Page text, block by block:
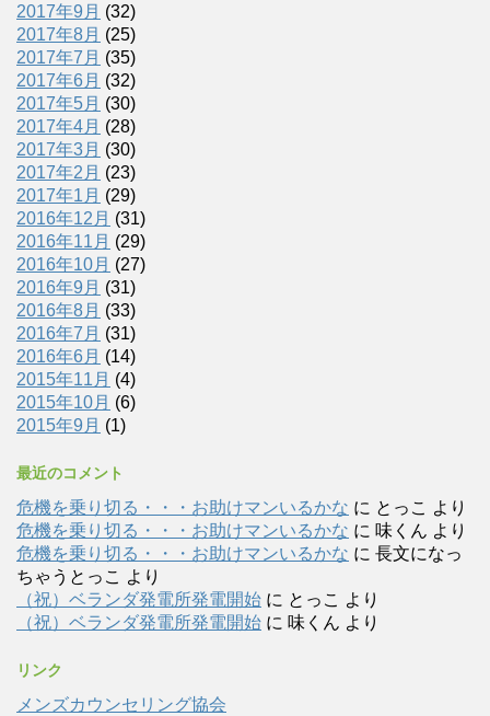
2017年9月 (32)
2017年8月 (25)
2017年7月 (35)
2017年6月 (32)
2017年5月 (30)
2017年4月 (28)
2017年3月 (30)
2017年2月 (23)
2017年1月 (29)
2016年12月 (31)
2016年11月 (29)
2016年10月 (27)
2016年9月 (31)
2016年8月 (33)
2016年7月 (31)
2016年6月 (14)
2015年11月 (4)
2015年10月 (6)
2015年9月 (1)
最近のコメント
危機を乗り切る・・・お助けマンいるかな に とっこ より
危機を乗り切る・・・お助けマンいるかな に 味くん より
危機を乗り切る・・・お助けマンいるかな に 長文になっ
ちゃうとっこ より
（祝）ベランダ発電所発電開始 に とっこ より
（祝）ベランダ発電所発電開始 に 味くん より
リンク
メンズカウンセリング協会